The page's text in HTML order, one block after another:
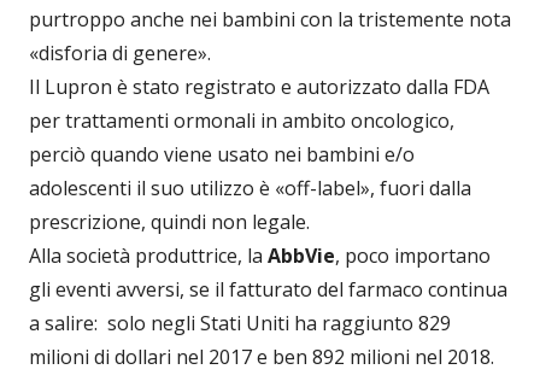
purtroppo anche nei bambini con la tristemente nota
«disforia di genere».
Il Lupron è stato registrato e autorizzato dalla FDA
per trattamenti ormonali in ambito oncologico,
perciò quando viene usato nei bambini e/o
adolescenti il suo utilizzo è «off-label», fuori dalla
prescrizione, quindi non legale.
Alla società produttrice, la AbbVie, poco importano
gli eventi avversi, se il fatturato del farmaco continua
a salire: solo negli Stati Uniti ha raggiunto 829
milioni di dollari nel 2017 e ben 892 milioni nel 2018.